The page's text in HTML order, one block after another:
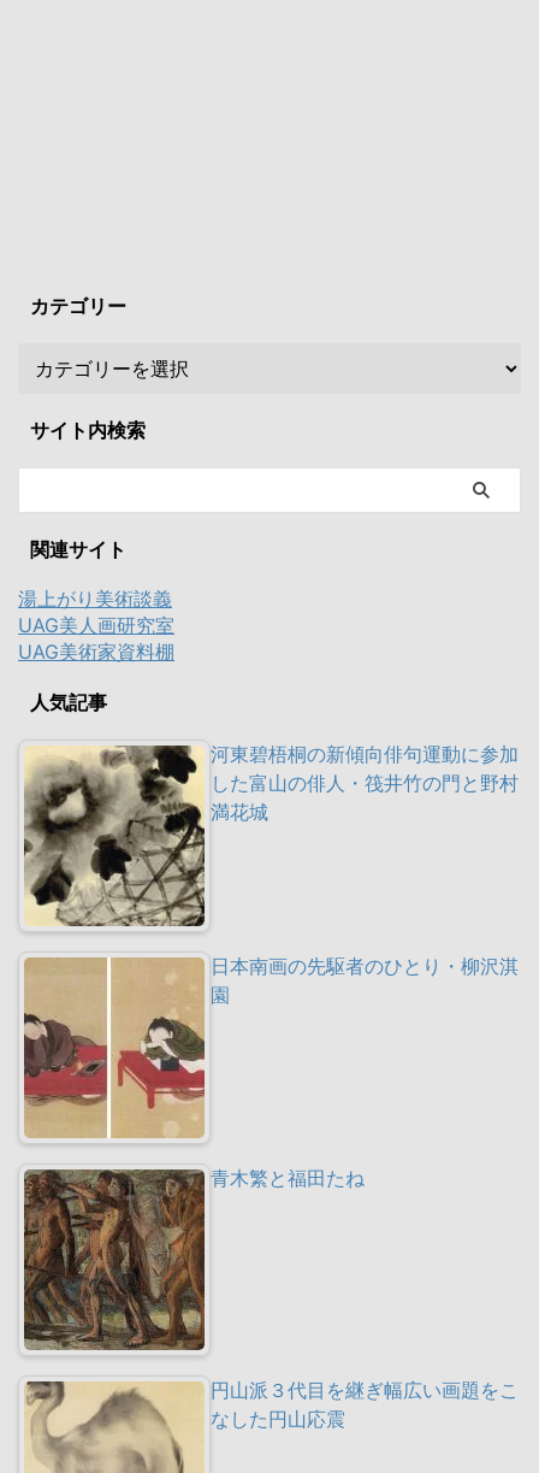
カテゴリー
サイト内検索
関連サイト
湯上がり美術談義
UAG美人画研究室
UAG美術家資料棚
人気記事
河東碧梧桐の新傾向俳句運動に参加
した富山の俳人・筏井竹の門と野村
満花城
日本南画の先駆者のひとり・柳沢淇
園
青木繁と福田たね
円山派３代目を継ぎ幅広い画題をこ
なした円山応震